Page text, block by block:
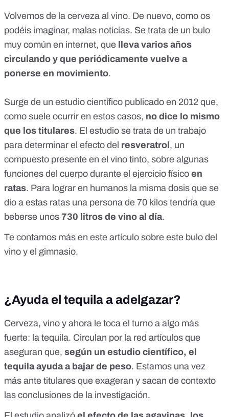
Volvemos de la cerveza al vino. De nuevo, como os
podéis imaginar, malas noticias. Se trata de un bulo
muy común en internet, que
lleva varios años
circulando y que periódicamente vuelve a
ponerse en movimiento.
Surge de un estudio científico publicado en 2012 que,
como suele ocurrir en estos casos, no dice lo mismo
que los titulares. El estudio se trata de un trabajo
para determinar el efecto del resveratrol , un
compuesto presente en el vino tinto, sobre algunas
funciones del cuerpo durante el ejercicio físico en
ratas. Para lograr en humanos la misma dosis que se
dio a estas ratas una persona de 70 kilos tendría que
beberse unos 730 litros de vino al día.
Te contamos más en este artículo sobre este bulo del
vino y el gimnasio.
¿Ayuda el tequila a adelgazar?
Cerveza, vino y ahora le toca el turno a algo más
fuerte: la tequila. Circulan por la red artículos que
aseguran que, según un estudio científico, el
tequila ayuda a bajar de peso. Estamos una vez
más ante titulares que exageran y sacan de contexto
las conclusiones de la investigación.